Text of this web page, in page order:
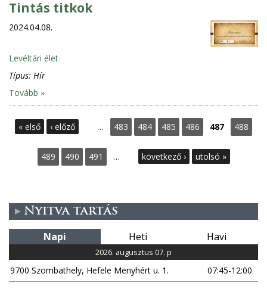
Tintás titkok
2024.04.08.
Levéltári élet
Típus: Hír
Tovább »
O
a
l
a
k
« első ‹ előző … 483 484 485 486 487 488
489 490 491 … következő › utolsó »
Nyitva tartás
Napi Heti Havi
2026. augusztus 07. p
9700 Szombathely, Hefele Menyhért u. 1. 07:45-12:00